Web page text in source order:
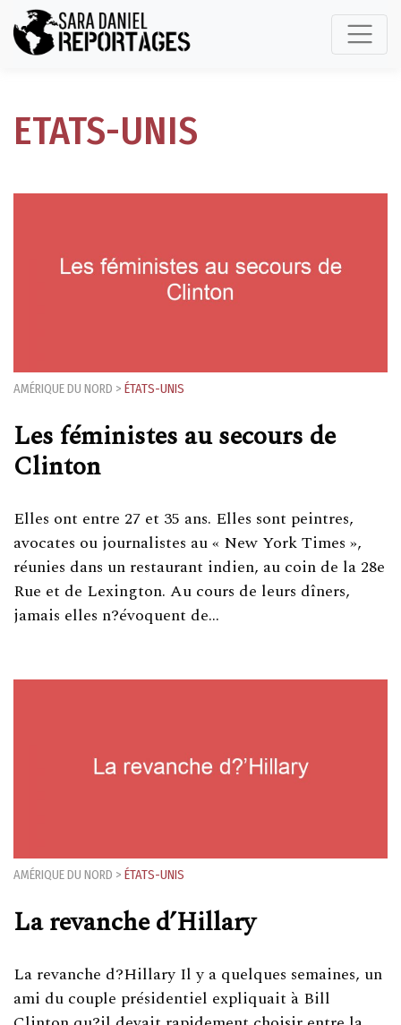
ETATS-UNIS
AMÉRIQUE DU NORD > ÉTATS-UNIS
Les féministes au secours de
Clinton
Elles ont entre 27 et 35 ans. Elles sont peintres,
avocates ou journalistes au « New York Times »,
réunies dans un restaurant indien, au coin de la 28e
Rue et de Lexington. Au cours de leurs dîners,
jamais elles n?évoquent de…
AMÉRIQUE DU NORD > ÉTATS-UNIS
La revanche d’Hillary
La revanche d?Hillary Il y a quelques semaines, un
ami du couple présidentiel expliquait à Bill